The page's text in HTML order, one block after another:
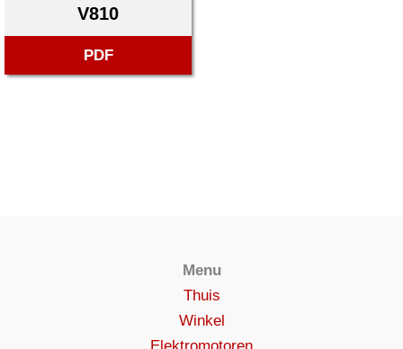
V810
PDF
Menu
Thuis
Winkel